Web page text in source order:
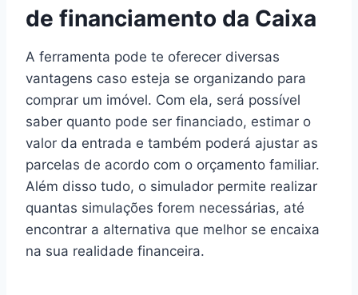
de financiamento da Caixa
A ferramenta pode te oferecer diversas
vantagens caso esteja se organizando para
comprar um imóvel. Com ela, será possível
saber quanto pode ser financiado, estimar o
valor da entrada e também poderá ajustar as
parcelas de acordo com o orçamento familiar.
Além disso tudo, o simulador permite realizar
quantas simulações forem necessárias, até
encontrar a alternativa que melhor se encaixa
na sua realidade financeira.